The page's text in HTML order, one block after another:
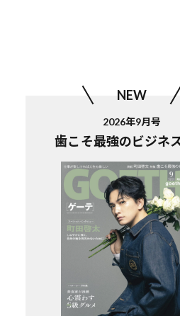
NEW
2026年9月号
歯こそ最強のビジネ